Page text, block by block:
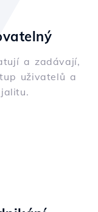
a zadávají,
uživatelů a